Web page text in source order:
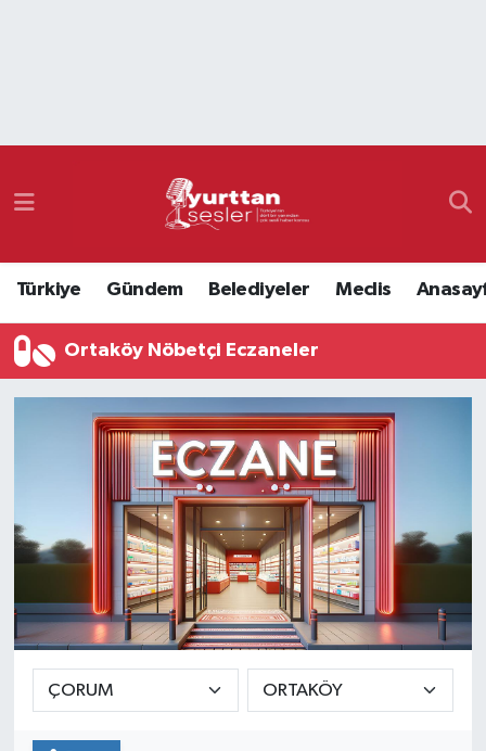
Türkiye Gündem Belediyeler Meclis
Ortaköy Nöbetçi Eczaneler
Namaz Vakitleri
Süper Lig Puan Durumu ve Fikstür
Tüm Manşetler
Son Dakika Haberleri
Haber Arşivi